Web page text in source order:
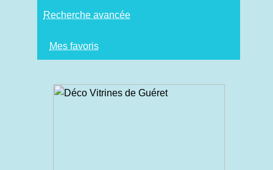
Recherche avancée
Mes favoris